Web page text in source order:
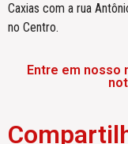
Caxias com a rua
no Centro.
Entre em nosso